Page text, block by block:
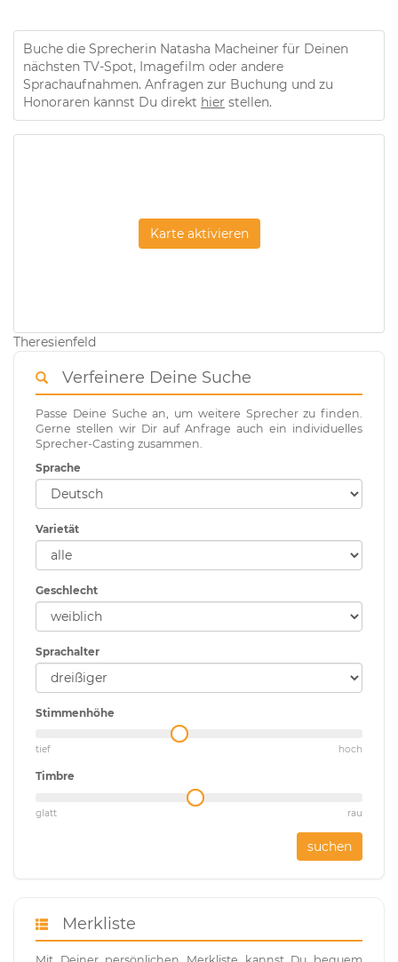
Buche die Sprecherin Natasha Macheiner für Deinen
nächsten TV-Spot, Imagefilm oder andere
Sprachaufnahmen. Anfragen zur Buchung und zu
Honoraren kannst Du direkt hier stellen.
Karte aktivieren
Theresienfeld
Verfeinere Deine Suche
Passe Deine Suche an, um weitere Sprecher zu finden.
Gerne stellen wir Dir auf Anfrage auch ein individuelles
Sprecher-Casting zusammen.
Sprache
Varietät
Geschlecht
Sprachalter
Stimmenhöhe
tief hoch
Timbre
glatt rau
suchen
Merkliste